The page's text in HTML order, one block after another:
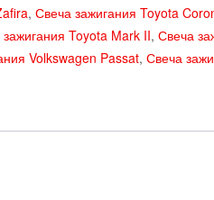
, Свеча зажигания Toyota
Toyota Mark II, Свеча
Volkswagen Passat, Свеча